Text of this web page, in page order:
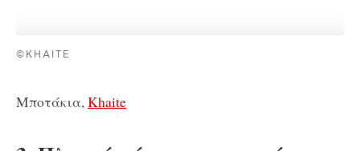
©KHAITE
Μποτάκια,Khaite